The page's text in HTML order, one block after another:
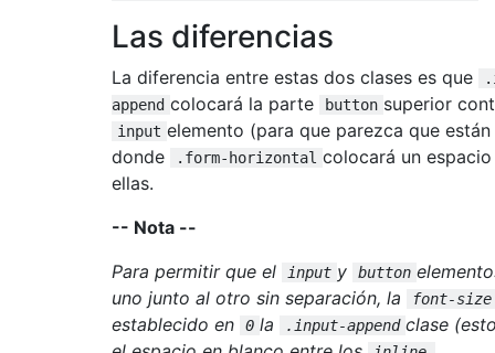
Las diferencias
La diferencia entre estas dos clases es que
append colocará la parte button superior
input elemento (para que parezca que están
donde
.form-horizontal colocará un
ellas.
-- Nota --
Para permitir que el
input y button
uno junto al otro sin separación, la
font-size
establecido en 0 la .input-append clase